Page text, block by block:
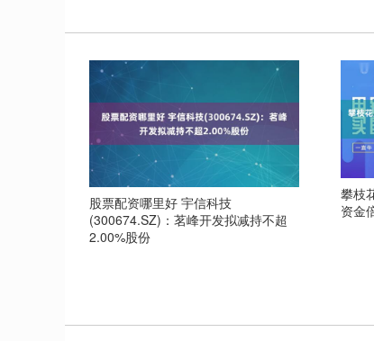
股票配资哪里好 宇信科技
(300674.SZ)：茗峰开发拟减持不超
2.00%股份
攀枝
资金